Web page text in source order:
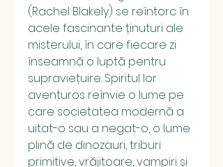
(Rachel Blakely) se reîntorc în
acele fascinante ținuturi ale
misterului, în care fiecare zi
înseamnă o luptă pentru
supraviețuire. Spiritul lor
aventuros reînvie o lume pe
care societatea modernă a
uitat-o sau a negat-o, o lume
plină de dinozauri, triburi
primitive, vrăjitoare, vampiri și